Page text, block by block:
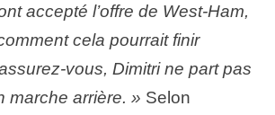
accepté l’offre de West-Ham,
cela pourrait finir
vous, Dimitri ne part pas
marche arrière. » Selon